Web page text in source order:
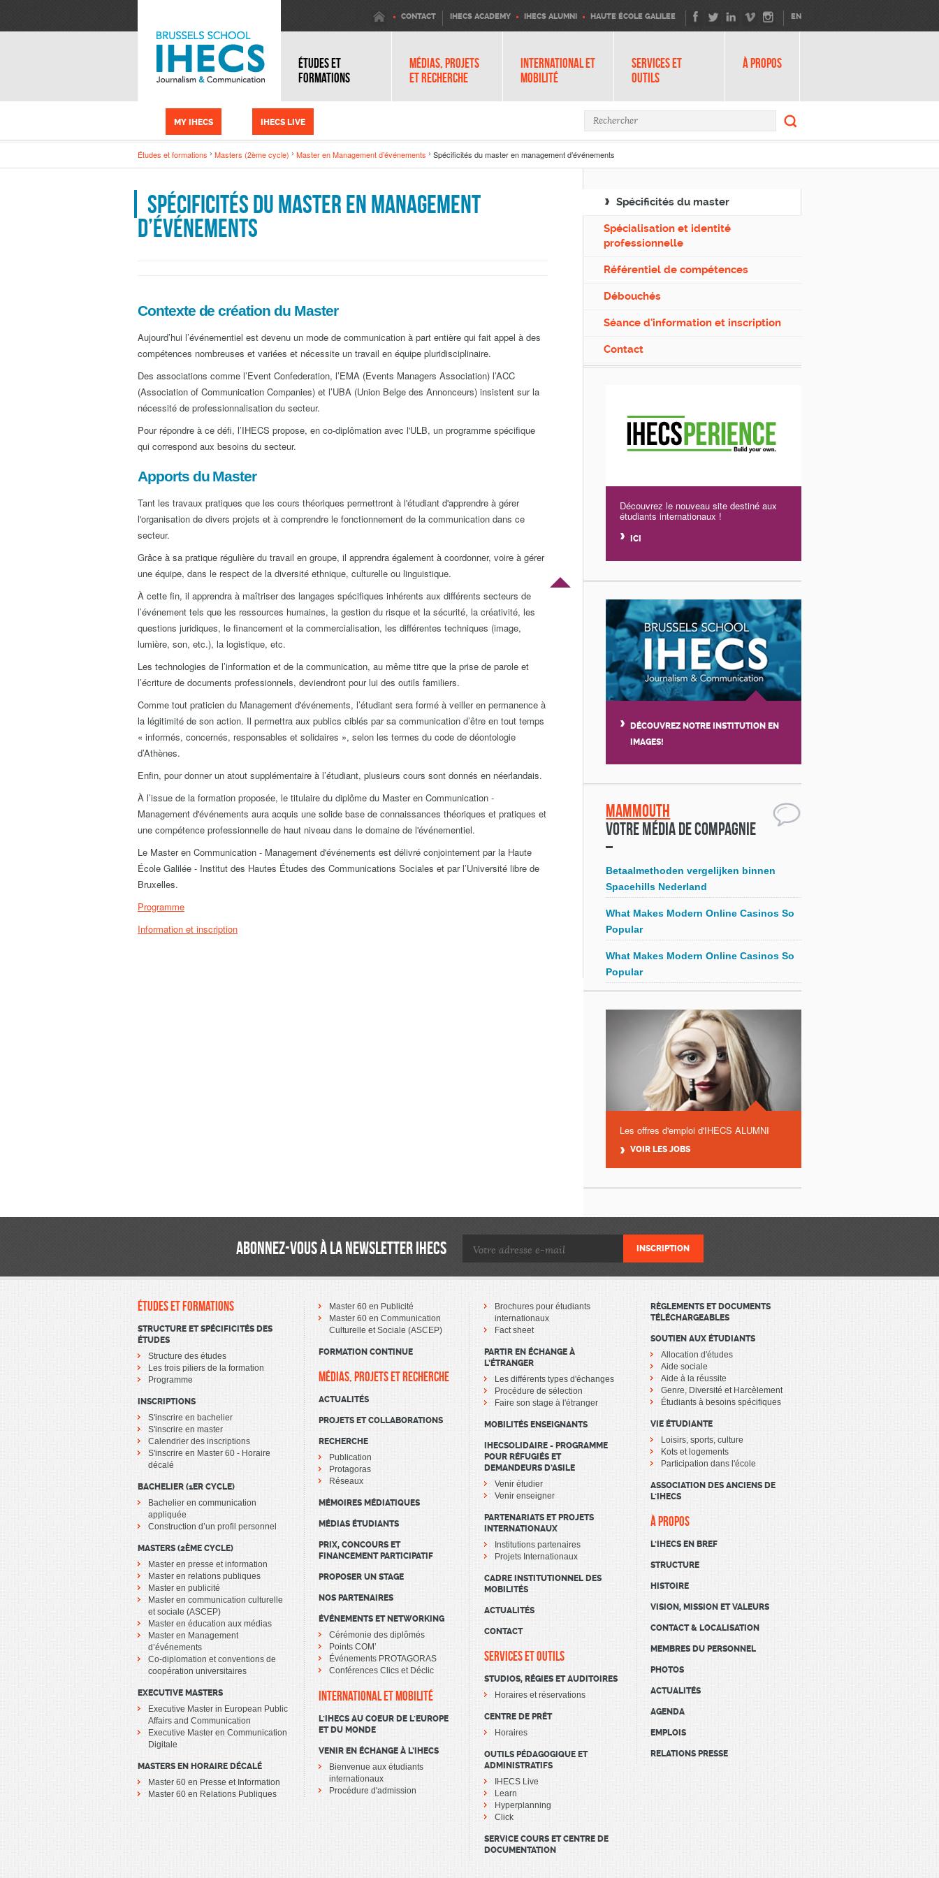
CONTACT IHECS ACADEMY IHECS ALUMNI HAUTE ÉCOLE GALILEE EN
ÉTUDES ET
FORMATIONS
MÉDIAS, PROJETS
ET RECHERCHE
INTERNATIONAL ET
MOBILITÉ
SERVICES ET
OUTILS
À PROPOS
MY IHECS IHECS LIVE Formulaire de recherche Rechercher
Études et formations Masters (2ème cycle) Master en Management d’événements Spécificités du master en management d’événements
Spécificités du master en management
d’événements
Contexte de création du Master
Aujourd’hui l’événementiel est devenu un mode de communication à part entière qui fait appel à des
compétences nombreuses et variées et nécessite un travail en équipe pluridisciplinaire.
Des associations comme l’Event Confederation, l’EMA (Events Managers Association) l’ACC
(Association of Communication Companies) et l’UBA (Union Belge des Annonceurs) insistent sur la
nécessité de professionnalisation du secteur.
Pour répondre à ce défi, l’IHECS propose, en co-diplômation avec l'ULB, un programme spécifique
qui correspond aux besoins du secteur.
Apports du Master
Tant les travaux pratiques que les cours théoriques permettront à l'étudiant d'apprendre à gérer
l'organisation de divers projets et à comprendre le fonctionnement de la communication dans ce
secteur.
Grâce à sa pratique régulière du travail en groupe, il apprendra également à coordonner, voire à gérer
une équipe, dans le respect de la diversité ethnique, culturelle ou linguistique.
À cette fin, il apprendra à maîtriser des langages spécifiques inhérents aux différents secteurs de
l’événement tels que les ressources humaines, la gestion du risque et la sécurité, la créativité, les
questions juridiques, le financement et la commercialisation, les différentes techniques (image,
lumière, son, etc.), la logistique, etc.
Les technologies de l’information et de la communication, au même titre que la prise de parole et
l’écriture de documents professionnels, deviendront pour lui des outils familiers.
Comme tout praticien du Management d'événements, l’étudiant sera formé à veiller en permanence à
la légitimité de son action. Il permettra aux publics ciblés par sa communication d’être en tout temps
« informés, concernés, responsables et solidaires », selon les termes du code de déontologie
d’Athènes.
Enfin, pour donner un atout supplémentaire à l’étudiant, plusieurs cours sont donnés en néerlandais.
À l’issue de la formation proposée, le titulaire du diplôme du Master en Communication -
Management d'événements aura acquis une solide base de connaissances théoriques et pratiques et
une compétence professionnelle de haut niveau dans le domaine de l'événementiel.
Le Master en Communication - Management d'événements est délivré conjointement par la Haute
École Galilée - Institut des Hautes Études des Communications Sociales et par l’Université libre de
Bruxelles.
Programme
Information et inscription
Spécificités du master
Spécialisation et identité
professionnelle
Référentiel de compétences
Débouchés
Séance d'information et inscription
Contact
Découvrez le nouveau site destiné aux
étudiants internationaux !
ICI
DÉCOUVREZ NOTRE INSTITUTION EN
IMAGES!
Mammouth
Votre média de compagnie
Betaalmethoden vergelijken binnen
Spacehills Nederland
What Makes Modern Online Casinos So
Popular
What Makes Modern Online Casinos So
Popular
Les offres d'emploi d'IHECS ALUMNI
VOIR LES JOBS
ABONNEZ-VOUS À LA NEWSLETTER IHECS
ÉTUDES ET FORMATIONS
STRUCTURE ET SPÉCIFICITÉS DES
ÉTUDES
Structure des études
Les trois piliers de la formation
Programme
INSCRIPTIONS
S'inscrire en bachelier
S'inscrire en master
Calendrier des inscriptions
S'inscrire en Master 60 - Horaire
décalé
BACHELIER (1ER CYCLE)
Bachelier en communication
appliquée
Construction d’un profil personnel
MASTERS (2ÈME CYCLE)
Master en presse et information
Master en relations publiques
Master en publicité
Master en communication culturelle
et sociale (ASCEP)
Master en éducation aux médias
Master en Management
d’événements
Co-diplomation et conventions de
coopération universitaires
EXECUTIVE MASTERS
Executive Master in European Public
Affairs and Communication
Executive Master en Communication
Digitale
MASTERS EN HORAIRE DÉCALÉ
Master 60 en Presse et Information
Master 60 en Relations Publiques
Master 60 en Publicité
Master 60 en Communication
Culturelle et Sociale (ASCEP)
FORMATION CONTINUE
MÉDIAS, PROJETS ET RECHERCHE
ACTUALITÉS
PROJETS ET COLLABORATIONS
RECHERCHE
Publication
Protagoras
Réseaux
MÉMOIRES MÉDIATIQUES
MÉDIAS ÉTUDIANTS
PRIX, CONCOURS ET
FINANCEMENT PARTICIPATIF
PROPOSER UN STAGE
NOS PARTENAIRES
ÉVÉNEMENTS ET NETWORKING
Cérémonie des diplômés
Points COM’
Événements PROTAGORAS
Conférences Clics et Déclic
INTERNATIONAL ET MOBILITÉ
L'IHECS AU COEUR DE L'EUROPE
ET DU MONDE
VENIR EN ÉCHANGE À L’IHECS
Bienvenue aux étudiants
internationaux
Procédure d'admission
Brochures pour étudiants
internationaux
Fact sheet
PARTIR EN ÉCHANGE À
L’ÉTRANGER
Les différents types d'échanges
Procédure de sélection
Faire son stage à l'étranger
MOBILITÉS ENSEIGNANTS
IHECSOLIDAIRE - PROGRAMME
POUR RÉFUGIÉS ET
DEMANDEURS D’ASILE
Venir étudier
Venir enseigner
PARTENARIATS ET PROJETS
INTERNATIONAUX
Institutions partenaires
Projets Internationaux
CADRE INSTITUTIONNEL DES
MOBILITÉS
ACTUALITÉS
CONTACT
SERVICES ET OUTILS
STUDIOS, RÉGIES ET AUDITOIRES
Horaires et réservations
CENTRE DE PRÊT
Horaires
OUTILS PÉDAGOGIQUE ET
ADMINISTRATIFS
IHECS Live
Learn
Hyperplanning
Click
SERVICE COURS ET CENTRE DE
DOCUMENTATION
RÈGLEMENTS ET DOCUMENTS
TÉLÉCHARGEABLES
SOUTIEN AUX ÉTUDIANTS
Allocation d'études
Aide sociale
Aide à la réussite
Genre, Diversité et Harcèlement
Étudiants à besoins spécifiques
VIE ÉTUDIANTE
Loisirs, sports, culture
Kots et logements
Participation dans l'école
ASSOCIATION DES ANCIENS DE
L'IHECS
À PROPOS
L'IHECS EN BREF
STRUCTURE
HISTOIRE
VISION, MISSION ET VALEURS
CONTACT & LOCALISATION
MEMBRES DU PERSONNEL
PHOTOS
ACTUALITÉS
AGENDA
EMPLOIS
RELATIONS PRESSE